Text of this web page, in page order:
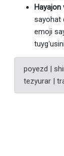
Hayajon
sayohat
emoji
poyezd |
tezyurar |